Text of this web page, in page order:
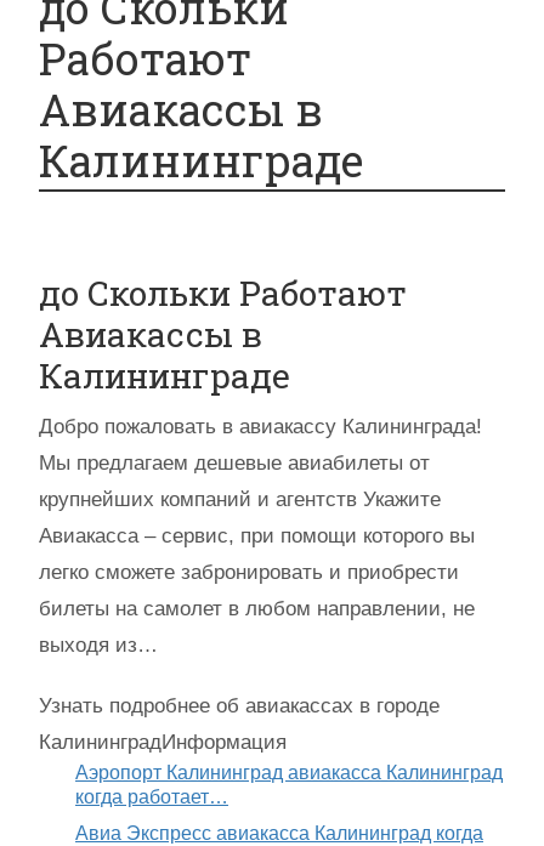
Работают
Авиакассы в
Калининграде
до Скольки Работают
Авиакассы в
Калининграде
Добро пожаловать в авиакассу Калининграда!
Мы предлагаем дешевые авиабилеты от
крупнейших компаний и агентств Укажите
Авиакасса – сервис, при помощи которого вы
легко сможете забронировать и приобрести
билеты на самолет в любом направлении, не
выходя из…
Узнать подробнее об авиакассах в городе
КалининградИнформация
Аэропорт Калининград авиакасса Калининград
когда работает…
Авиа Экспресс авиакасса Калининград когда